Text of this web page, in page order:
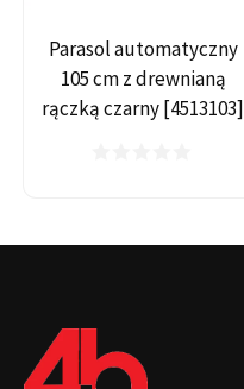
Parasol automatyczny
105 cm z drewnianą
rączką czarny [4513103]